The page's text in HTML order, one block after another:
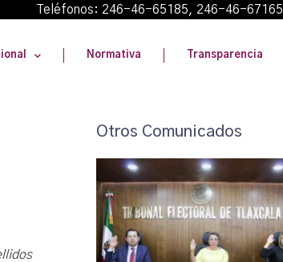
Teléfonos: 246-46-65185, 246-46-67165
Normativa Transparencia
Otros Comunicados